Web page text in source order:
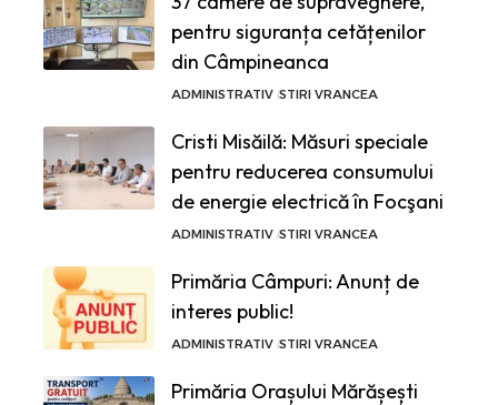
pentru siguranța cetățenilor
din Câmpineanca
ADMINISTRATIV STIRI VRANCEA
Cristi Misăilă: Măsuri speciale
pentru reducerea consumului
de energie electrică în Focşani
ADMINISTRATIV STIRI VRANCEA
Primăria Câmpuri: Anunț de
interes public!
ADMINISTRATIV STIRI VRANCEA
Primăria Orașului Mărășești